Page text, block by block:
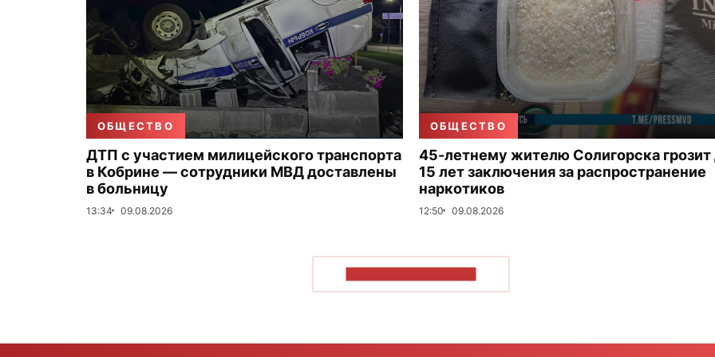
ОБЩЕСТВО
ДТП с участием милицейского транспорта
в Кобрине — сотрудники МВД доставлены
в больницу
13:34 09.08.2026
ОБЩЕСТВО
45-летнему жителю Солигорска грозит
15 лет заключения за распространение
наркотиков
12:50 09.08.2026